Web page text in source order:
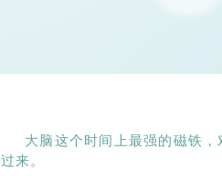
大脑这个时间上最强的磁铁
过来。